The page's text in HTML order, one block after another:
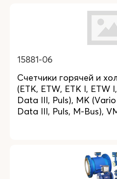
15881-06
Счетчики горячей и
(ETK, ETW, ETK I, ETW
Data III, Puls), MK
Data III, Puls, M-Bus),